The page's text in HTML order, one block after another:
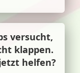
versucht,
klappen.
helfen?